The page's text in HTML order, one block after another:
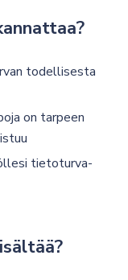
todellisesta
on tarpeen
tietoturva-